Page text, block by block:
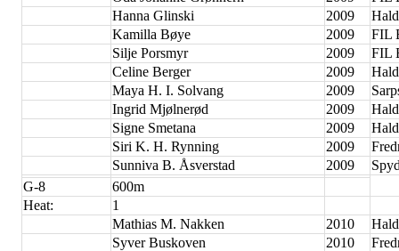
Hanna Glinski
2009
Kamilla Bøye
2009
FIL
Silje Porsmyr
2009
FIL
Celine Berger
2009
Maya H. I. Solvang
2009
Ingrid Mjølnerød
2009
Signe Smetana
2009
Siri K. H. Rynning
2009
Sunniva B. Åsverstad
2009
G-8
600m
Heat:
1
Mathias M. Nakken
2010
Syver Buskoven
2010